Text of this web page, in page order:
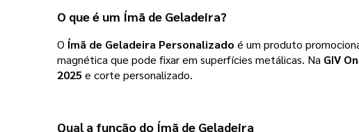
O que é um Ímã de Geladeira?
O Ímã de Geladeira Personalizado é um produto
magnética que pode fixar em superfícies metálicas. Na GIV
2025 e corte personalizado.
Qual a função do Ímã de Geladeira